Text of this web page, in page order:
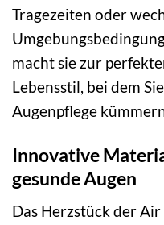
Tragezeiten oder
macht sie zur
Lebensstil, bei dem
Augenpflege
Innovative
gesunde Augen
Das Herzstück der